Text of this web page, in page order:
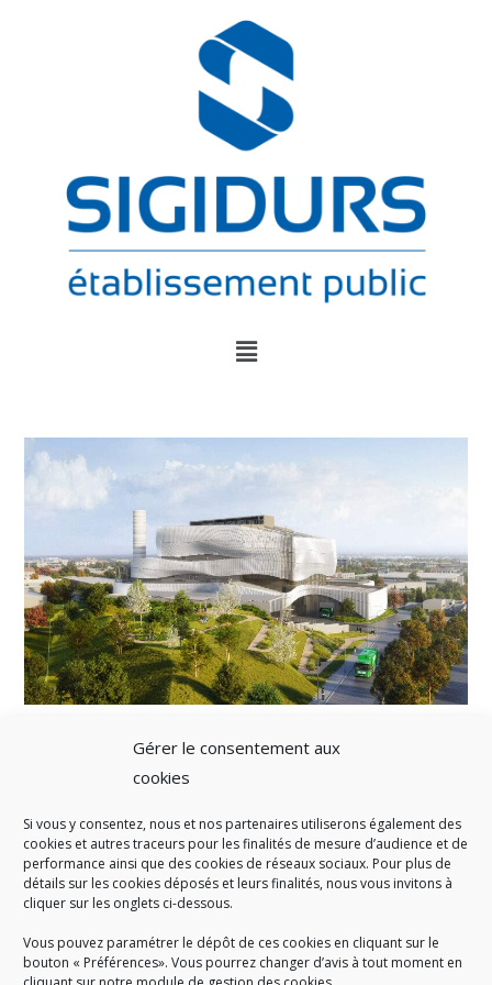
Gérer le consentement aux
cookies
Si vous y consentez, nous et nos partenaires utiliserons également des
cookies et autres traceurs pour les finalités de mesure d’audience et de
performance ainsi que des cookies de réseaux sociaux. Pour plus de
détails sur les cookies déposés et leurs finalités, nous vous invitons à
cliquer sur les onglets ci-dessous.
Vous pouvez paramétrer le dépôt de ces cookies en cliquant sur le
bouton « Préférences». Vous pourrez changer d’avis à tout moment en
A SAVOIR
Créé en 1978, le Sigidurs est un établissement public quiexerce
des missions de service public : la prévention, la collecte et la
territoire.